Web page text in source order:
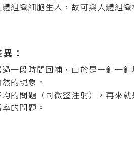
組織細胞生入，故可與人體組
：
一段時間回補，由於是一針一
的現象。
的問題（同微整注射），再來
的問題。